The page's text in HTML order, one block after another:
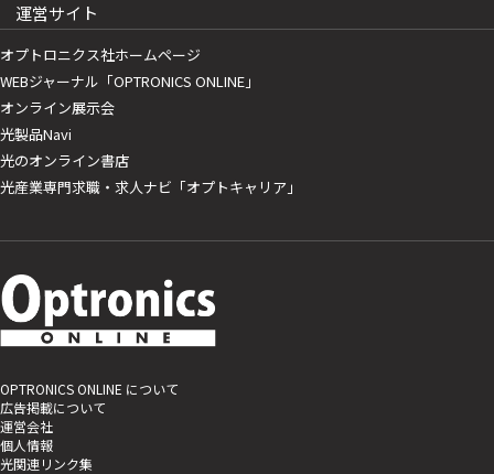
運営サイト
オプトロニクス社ホームページ
WEBジャーナル「OPTRONICS ONLINE」
オンライン展示会
光製品Navi
光のオンライン書店
光産業専門求職・求人ナビ「オプトキャリア」
OPTRONICS ONLINE について
広告掲載について
運営会社
個人情報
光関連リンク集